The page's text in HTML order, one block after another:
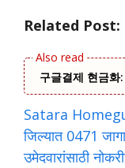
Related Post:
구글결제 현금
Satara
जिल्यात 0471 जागा
उमेदवारांसाठी